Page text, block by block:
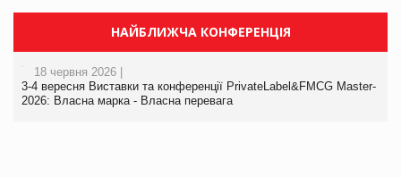
НАЙБЛИЖЧА КОНФЕРЕНЦІЯ
18 червня 2026 |
3-4 вересня Виставки та конференції PrivateLabel&FMCG Master-
2026: Власна марка - Власна перевага